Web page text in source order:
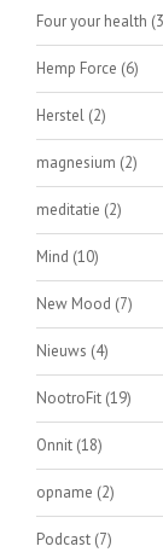
Four your health
Hemp Force (6)
Herstel (2)
magnesium (2)
meditatie (2)
Mind (10)
New Mood (7)
Nieuws (4)
NootroFit (19)
Onnit (18)
opname (2)
Podcast (7)